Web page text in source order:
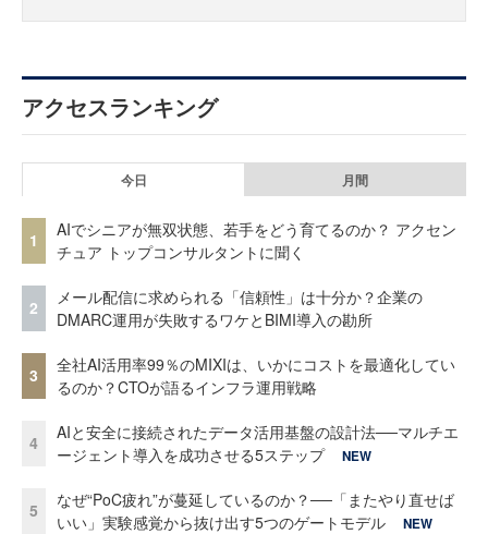
アクセスランキング
今日 月間
1
AIでシニアが無双状態、若手をどう育てるのか？ アクセン
チュア トップコンサルタントに聞く
2
メール配信に求められる「信頼性」は十分か？企業の
DMARC運用が失敗するワケとBIMI導入の勘所
3
全社AI活用率99％のMIXIは、いかにコストを最適化してい
るのか？CTOが語るインフラ運用戦略
4
AIと安全に接続されたデータ活用基盤の設計法──マルチエ
ージェント導入を成功させる5ステップ
NEW
5
なぜ“PoC疲れ”が蔓延しているのか？──「またやり直せば
いい」実験感覚から抜け出す5つのゲートモデル
NEW